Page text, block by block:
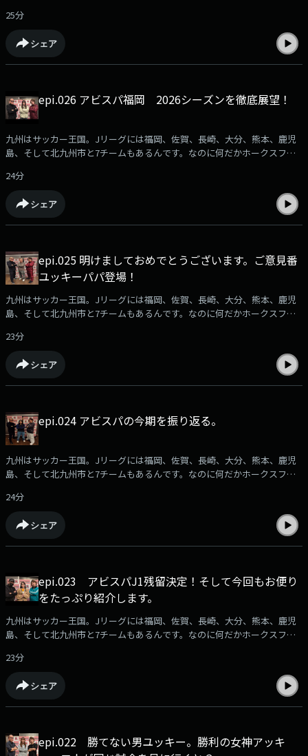
い人もサッカーが好きになる！？ そんな番組です。サッカーファン集ま
れ！番組へのメール募集中⁠⁠⁠⁠⁠⁠⁠⁠ksd@rkbr.jp⁠⁠⁠⁠⁠⁠⁠⁠出演：加納亨紀（ユッキー）SY-
G（シュージ）豊永阿紀（アッキーアビスパアンバサダー HKT48)
25分
シェア
epi.026 アビスパ福岡 2026シーズンを徹底展望！
九州はサッカー王国。Jリーグには福岡、佐賀、長崎、大分、熊本、鹿児
島、そして北九州市と7チームもあるんです。なのに何だかホークスファ
い人もサッカーが好きになる！？ そんな番組です。サッカーファン集ま
れ！番組へのメール募集中⁠⁠⁠⁠⁠⁠⁠ksd@rkbr.jp⁠⁠⁠⁠⁠⁠⁠出演：加納亨紀（ユッキー）SY-
G（シュージ）豊永阿紀（アッキーアビスパアンバサダー HKT48)
24分
シェア
epi.025 明けましておめでとうございます。ご意見番
ユッキーパパ登場！
九州はサッカー王国。Jリーグには福岡、佐賀、長崎、大分、熊本、鹿児
島、そして北九州市と7チームもあるんです。なのに何だかホークスファ
い人もサッカーが好きになる！？ そんな番組です。サッカーファン集ま
れ！番組へのメール募集中⁠⁠⁠⁠⁠⁠ksd@rkbr.jp⁠⁠⁠⁠⁠⁠出演：加納亨紀（ユッキー）SY-
G（シュージ）豊永阿紀（アッキーアビスパアンバサダー HKT48)
23分
シェア
epi.024 アビスパの今期を振り返る。
九州はサッカー王国。Jリーグには福岡、佐賀、長崎、大分、熊本、鹿児
島、そして北九州市と7チームもあるんです。なのに何だかホークスファ
い人もサッカーが好きになる！？ そんな番組です。サッカーファン集ま
れ！番組へのメール募集中⁠⁠⁠⁠⁠ksd@rkbr.jp⁠⁠⁠⁠⁠出演：加納亨紀（ユッキー）SY-
G（シュージ）豊永阿紀（アッキーアビスパアンバサダー HKT48)
24分
シェア
epi.023 アビスパJ1残留決定！そして今回もお便り
をたっぷり紹介します。
九州はサッカー王国。Jリーグには福岡、佐賀、長崎、大分、熊本、鹿児
島、そして北九州市と7チームもあるんです。なのに何だかホークスファ
い人もサッカーが好きになる！？ そんな番組です。サッカーファン集ま
れ！番組へのメール募集中⁠⁠⁠⁠ksd@rkbr.jp⁠⁠⁠⁠出演：加納亨紀（ユッキー）SY-
G（シュージ）豊永阿紀（アッキーアビスパアンバサダー HKT48)
23分
シェア
epi.022 勝てない男ユッキー。勝利の女神アッキ